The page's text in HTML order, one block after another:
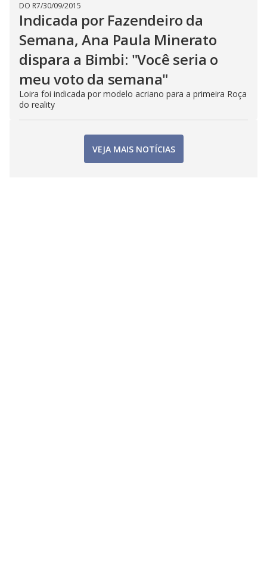
DO R7/30/09/2015
Indicada por Fazendeiro da
Semana, Ana Paula Minerato
dispara a Bimbi: "Você seria o
meu voto da semana"
Loira foi indicada por modelo acriano para a primeira Roça
do reality
VEJA MAIS NOTÍCIAS